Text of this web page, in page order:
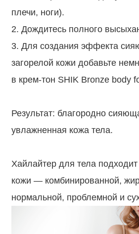
плечи, ноги).
2. Дождитесь полного
3. Для создания эффекта
загорелой кожи добавьте
в крем-тон SHIK Bronze body
Результат: благородно
увлажненная кожа тела.
Хайлайтер для тела
кожи — комбинированной,
нормальной, проблемной и